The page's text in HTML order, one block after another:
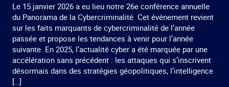
Le 15 janvier 2026 a eu lieu notre 26e conférence annuelle
du Panorama de la Cybercriminalité. Cet événement revient
sur les faits marquants de cybercriminalité de l’année
passée et propose les tendances à venir pour l’année
suivante. En 2025, l’actualité cyber a été marquée par une
accélération sans précédent : les attaques qui s’inscrivent
désormais dans des stratégies géopolitiques, l’intelligence
[…]